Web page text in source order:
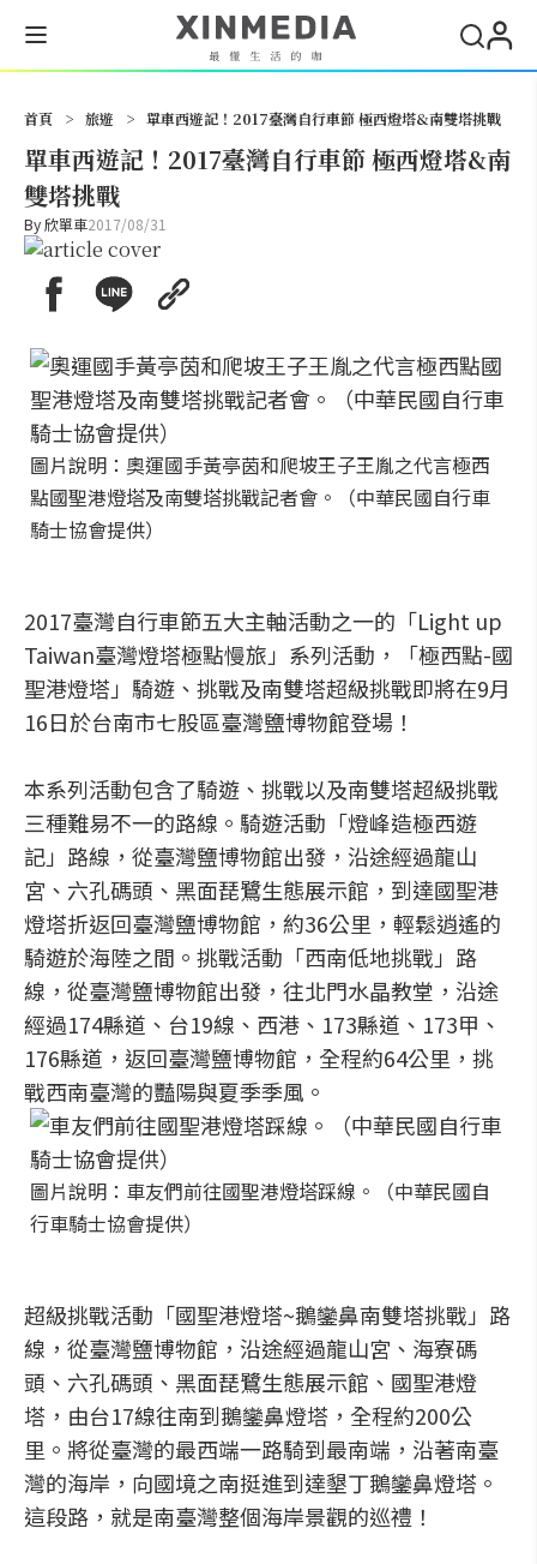
首頁 > 旅遊 > 單車西遊記！2017臺灣自行車節 極西燈塔&南雙塔挑戰
單車西遊記！2017臺灣自行車節 極西燈塔&南
雙塔挑戰
By欣單車2017/08/31
圖片說明：奧運國手黃亭茵和爬坡王子王胤之代言極西
點國聖港燈塔及南雙塔挑戰記者會。（中華民國自行車
騎士協會提供）
2017臺灣自行車節五大主軸活動之一的「Light up
Taiwan臺灣燈塔極點慢旅」系列活動，「極西點-國
聖港燈塔」騎遊、挑戰及南雙塔超級挑戰即將在9月
16日於台南市七股區臺灣鹽博物館登場！
本系列活動包含了騎遊、挑戰以及南雙塔超級挑戰
三種難易不一的路線。騎遊活動「燈峰造極西遊
記」路線，從臺灣鹽博物館出發，沿途經過龍山
宮、六孔碼頭、黑面琵鷺生態展示館，到達國聖港
燈塔折返回臺灣鹽博物館，約36公里，輕鬆逍遙的
騎遊於海陸之間。挑戰活動「西南低地挑戰」路
線，從臺灣鹽博物館出發，往北門水晶教堂，沿途
經過174縣道、台19線、西港、173縣道、173甲、
176縣道，返回臺灣鹽博物館，全程約64公里，挑
戰西南臺灣的豔陽與夏季季風。
圖片說明：車友們前往國聖港燈塔踩線。（中華民國自
行車騎士協會提供）
超級挑戰活動「國聖港燈塔~鵝鑾鼻南雙塔挑戰」路
線，從臺灣鹽博物館，沿途經過龍山宮、海寮碼
頭、六孔碼頭、黑面琵鷺生態展示館、國聖港燈
塔，由台17線往南到鵝鑾鼻燈塔，全程約200公
里。將從臺灣的最西端一路騎到最南端，沿著南臺
灣的海岸，向國境之南挺進到達墾丁鵝鑾鼻燈塔。
這段路，就是南臺灣整個海岸景觀的巡禮！